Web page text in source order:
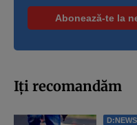
Iți recomandăm
D:NEWS